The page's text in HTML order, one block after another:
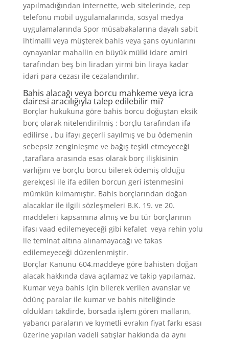
yapılmadığından internette, web sitelerinde, cep
telefonu mobil uygulamalarında, sosyal medya
uygulamalarında Spor müsabakalarına dayalı sabit
ihtimalli veya müşterek bahis veya şans oyunlarını
oynayanlar mahallin en büyük mülki idare amiri
tarafından beş bin liradan yirmi bin liraya kadar
idari para cezası ile cezalandırılır.
Bahis alacağı veya borcu mahkeme veya icra
dairesi aracılığıyla talep edilebilir mi?
Borçlar hukukuna göre bahis borcu doğuştan eksik
borç olarak nitelendirilmiş ; borçlu tarafından ifa
edilirse , bu ifayı geçerli sayılmış ve bu ödemenin
sebepsiz zenginleşme ve bağış teşkil etmeyeceği
,taraflara arasında esas olarak borç ilişkisinin
varlığını ve borçlu borcu bilerek ödemiş olduğu
gerekçesi ile ifa edilen borcun geri istenmesini
mümkün kılmamıştır. Bahis borçlarından doğan
alacaklar ile ilgili sözleşmeleri B.K. 19. ve 20.
maddeleri kapsamına almış ve bu tür borçlarının
ifası vaad edilemeyeceği gibi kefalet veya rehin yolu
ile teminat altına alınamayacağı ve takas
edilemeyeceği düzenlenmiştir.
Borçlar Kanunu 604.maddeye göre bahisten doğan
alacak hakkında dava açılamaz ve takip yapılamaz.
Kumar veya bahis için bilerek verilen avanslar ve
ödünç paralar ile kumar ve bahis niteliğinde
oldukları takdirde, borsada işlem gören malların,
yabancı paraların ve kıymetli evrakın fiyat farkı esası
üzerine yapılan vadeli satışlar hakkında da aynı